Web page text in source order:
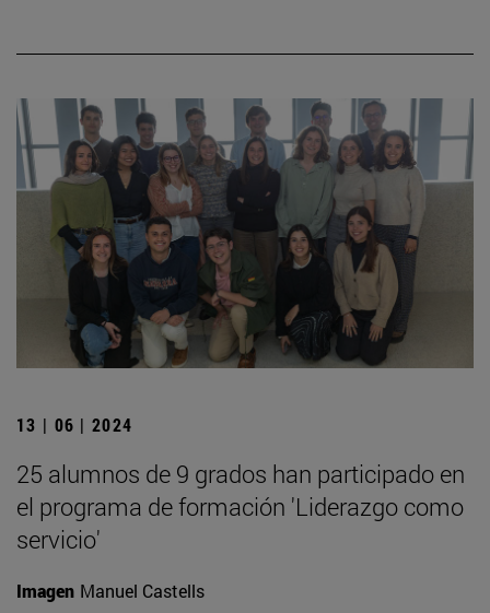
13 | 06 | 2024
25 alumnos de 9 grados han participado en
el programa de formación 'Liderazgo como
servicio'
Imagen Manuel Castells